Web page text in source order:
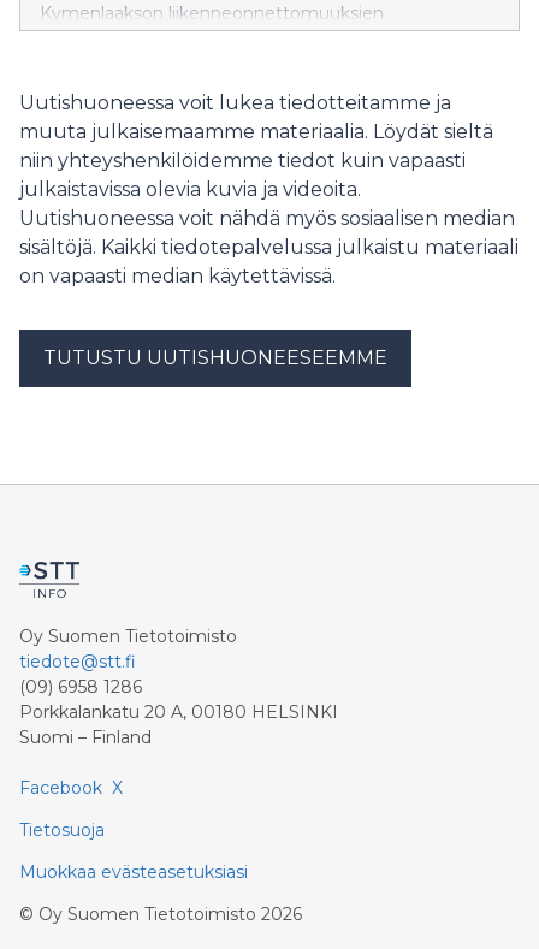
Kymenlaakson liikenneonnettomuuksien
tutkijalautakunnan mediatilaisuuteen tiistaina 26.5.2026
Kauppamiehenkatu 4, Kouvola. (Huom. osoite korjattu,
ilmoitettu aiemmin virheellisesti Valimotien
virastotalo).
Uutishuoneessa voit lukea tiedotteitamme ja
muuta julkaisemaamme materiaalia. Löydät sieltä
niin yhteyshenkilöidemme tiedot kuin vapaasti
julkaistavissa olevia kuvia ja videoita.
Uutishuoneessa voit nähdä myös sosiaalisen median
sisältöjä. Kaikki tiedotepalvelussa julkaistu materiaali
on vapaasti median käytettävissä.
TUTUSTU UUTISHUONEESEEMME
Oy Suomen Tietotoimisto
tiedote@stt.fi
(09) 6958 1286
Porkkalankatu 20 A, 00180 HELSINKI
Suomi – Finland
Facebook X
Tietosuoja
Muokkaa evästeasetuksiasi
© Oy Suomen Tietotoimisto 2026